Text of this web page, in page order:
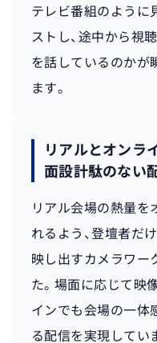
テレビ番組のように
ストし、途中から視
を話しているのかが
ます。
リアルとオンラ
面設計駄のない
リアル会場の熱量を
れるよう、登壇者だ
映し出すカメラワー
た。場面に応じて映
インでも会場の一体
る配信を実現してい